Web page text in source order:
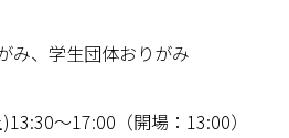
み、学生団体おりがみ
〜17:00（開場：13:00）